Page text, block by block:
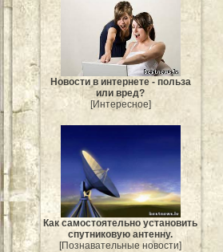
Новости в интернете - польза
или вред?
[Интересное]
Как самостоятельно установить
спутниковую антенну.
[Познавательные новости]